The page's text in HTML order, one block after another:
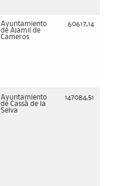
Ayuntamiento
de Ajamil de
Cameros
60617,14
Ayuntamiento
de Cassà de la
Selva
147084,51